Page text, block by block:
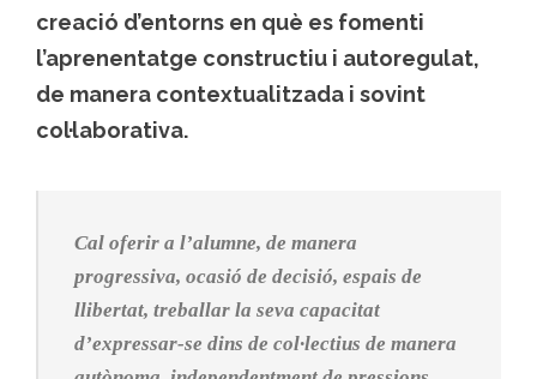
creació d’entorns en què es fomenti
l’aprenentatge constructiu i autoregulat,
de manera contextualitzada i sovint
col·laborativa.
Cal oferir a l’alumne, de manera
progressiva, ocasió de decisió, espais de
llibertat, treballar la seva capacitat
d’expressar-se dins de col·lectius de manera